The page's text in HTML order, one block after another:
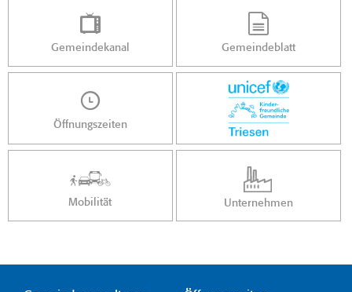
Gemeindekanal Gemeindeblatt
Öffnungszeiten
Mobilität Unternehmen